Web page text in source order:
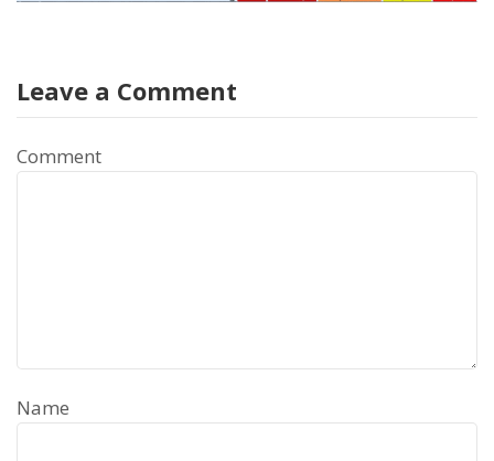
Leave a Comment
Comment
Name